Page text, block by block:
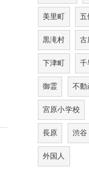
美里町
黒滝村
下津町
御霊
不
宮原小学校
長原
渋谷
外国人